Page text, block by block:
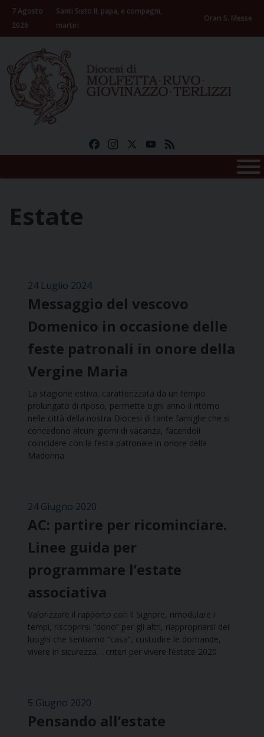
Skip
content
7 Agosto
2026
Santi Sisto II, papa, e compagni,
martiri
Orari S. Messe
FacebookInstagramYouTube
Estate
24 Luglio 2024
Messaggio del vescovo
Domenico in occasione delle
feste patronali in onore della
Vergine Maria
La stagione estiva, caratterizzata da un tempo
prolungato di riposo, permette ogni anno il ritorno
nelle città della nostra Diocesi di tante famiglie che si
concedono alcuni giorni di vacanza, facendoli
coincidere con la festa patronale in onore della
Madonna.
24 Giugno 2020
AC: partire per ricominciare.
Linee guida per
programmare l’estate
associativa
Valorizzare il rapporto con il Signore, rimodulare i
tempi, riscoprirsi “dono” per gli altri, riappropriarsi dei
luoghi che sentiamo “casa”, custodire le domande,
vivere in sicurezza… criteri per vivere l’estate 2020
5 Giugno 2020
Pensando all’estate